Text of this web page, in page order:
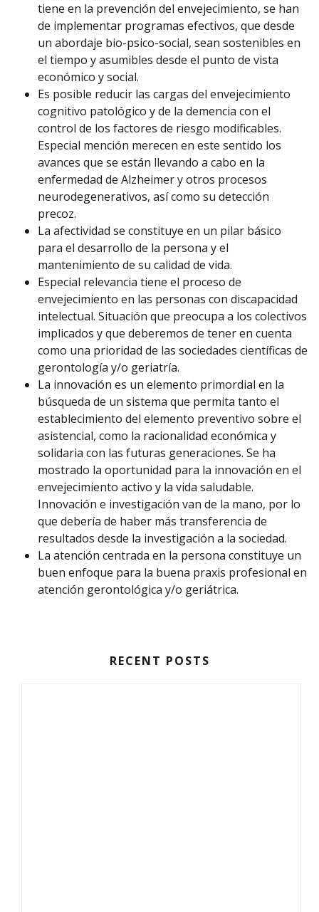
tiene en la prevención del envejecimiento, se han
de implementar programas efectivos, que desde
un abordaje bio-psico-social, sean sostenibles en
el tiempo y asumibles desde el punto de vista
económico y social.
Es posible reducir las cargas del envejecimiento
cognitivo patológico y de la demencia con el
control de los factores de riesgo modificables.
Especial mención merecen en este sentido los
avances que se están llevando a cabo en la
enfermedad de Alzheimer y otros procesos
neurodegenerativos, así como su detección
precoz.
La afectividad se constituye en un pilar básico
para el desarrollo de la persona y el
mantenimiento de su calidad de vida.
Especial relevancia tiene el proceso de
envejecimiento en las personas con discapacidad
intelectual. Situación que preocupa a los colectivos
implicados y que deberemos de tener en cuenta
como una prioridad de las sociedades científicas de
gerontología y/o geriatría.
La innovación es un elemento primordial en la
búsqueda de un sistema que permita tanto el
establecimiento del elemento preventivo sobre el
asistencial, como la racionalidad económica y
solidaria con las futuras generaciones. Se ha
mostrado la oportunidad para la innovación en el
envejecimiento activo y la vida saludable.
Innovación e investigación van de la mano, por lo
que debería de haber más transferencia de
resultados desde la investigación a la sociedad.
La atención centrada en la persona constituye un
buen enfoque para la buena praxis profesional en
atención gerontológica y/o geriátrica.
RECENT POSTS